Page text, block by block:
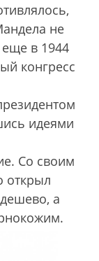
не
еще в 1944
конгресс
идеями
Со своим
открыл
а